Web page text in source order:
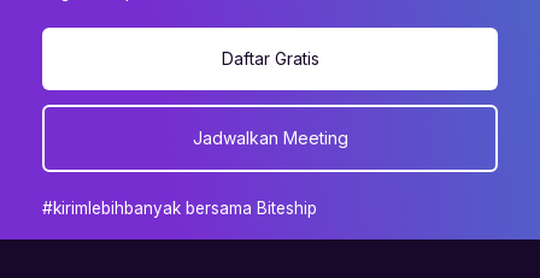
Daftar Gratis
Jadwalkan Meeting
#kirimlebihbanyak bersama Biteship